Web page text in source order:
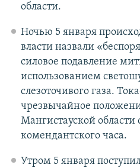
области.
Ночью 5 января
власти назвали
силовое подавление
использованием
слезоточивого газа.
чрезвычайное
Мангистауской области
комендантского часа.
Утром 5 января